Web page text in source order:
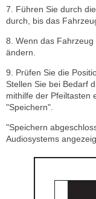
7. Führen Sie durch
durch, bis das
8. Wenn das
ändern.
9. Prüfen Sie die
Stellen Sie bei Bedarf
mithilfe der Pfeiltasten
"Speichern".
"Speichern
Audiosystems